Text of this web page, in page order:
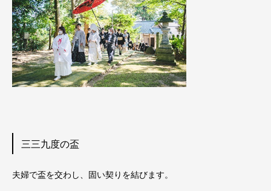
三三九度の盃
夫婦で盃を交わし、固い契りを結びます。